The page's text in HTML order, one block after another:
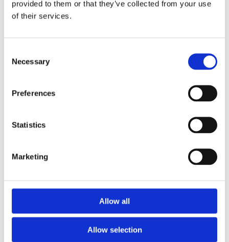
provided to them or that they’ve collected from your use
of their services.
Selection
Necessary
Preferences
Statistics
Marketing
Allow all
Allow selection
behov,
Vad är viktigast,
nyförsäljning eller
merförsäljning?